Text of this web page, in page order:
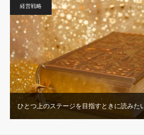
経営戦略
ひとつ上のステージを目指すときに読みた